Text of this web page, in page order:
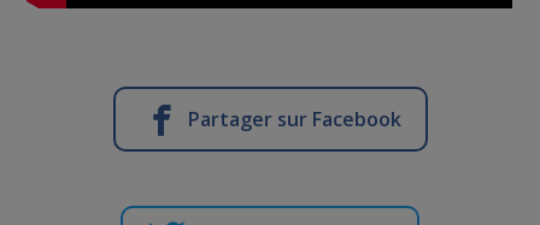
Partager sur Facebook